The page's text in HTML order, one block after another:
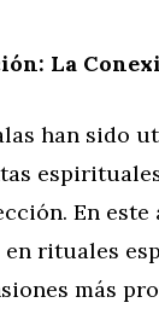
La
han sido
En
rituales
más